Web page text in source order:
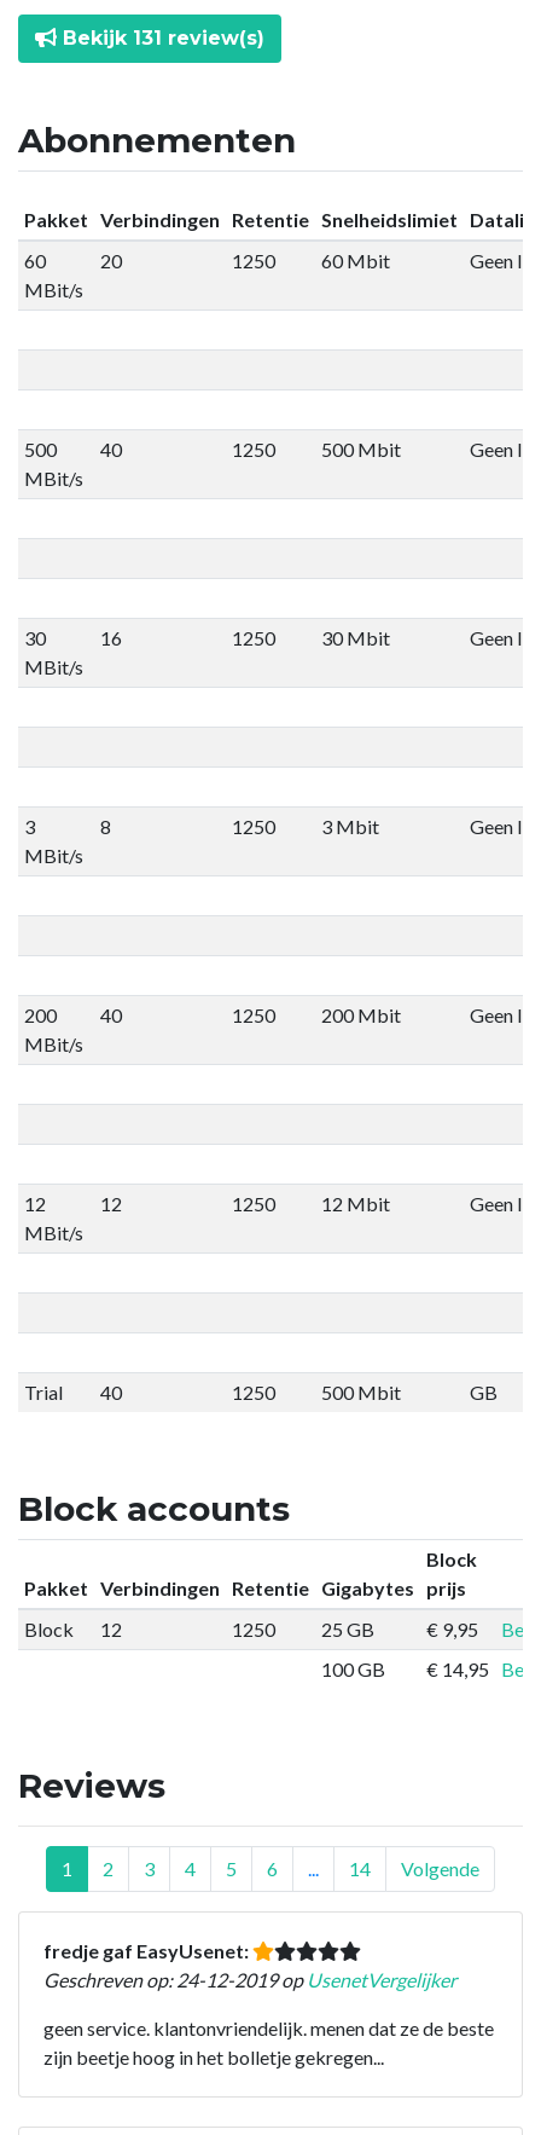
Bekijk 131 review(s)
Abonnementen
Pakket Verbindingen Retentie Snelheidslimiet
60
MBit/s
20 1250 60 Mbit Geen
500
MBit/s
40 1250 500 Mbit Geen
30
MBit/s
16 1250 30 Mbit Geen
3
MBit/s
8 1250 3 Mbit Geen
200
MBit/s
40 1250 200 Mbit Geen
12
MBit/s
12 1250 12 Mbit Geen
Trial 40 1250 500 Mbit GB
Block accounts
Pakket Verbindingen Retentie Gigabytes
Block
prijs
Block
12 1250 25 GB € 9,95
100 GB
€ 14,95
Reviews
1 2 3 4 5 6 14 Volgende
fredje gaf EasyUsenet:
Geschreven op: 24-12-2019 op UsenetVergelijker
geen service. klantonvriendelijk. menen dat ze de beste
zijn beetje hoog in het bolletje gekregen...